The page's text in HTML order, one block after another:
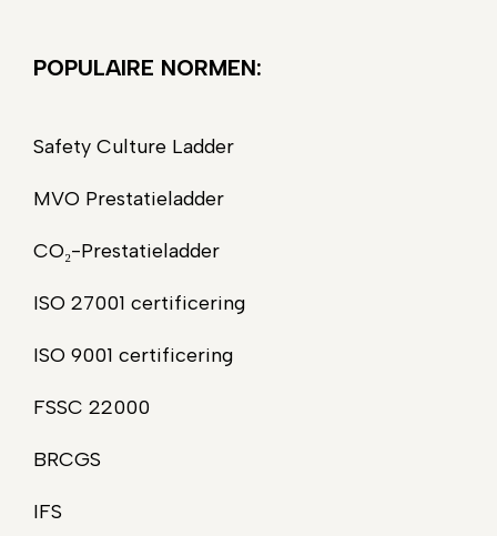
POPULAIRE NORMEN:
Safety Culture Ladder
MVO Prestatieladder
CO₂-Prestatieladder
ISO 27001 certificering
ISO 9001 certificering
FSSC 22000
BRCGS
IFS